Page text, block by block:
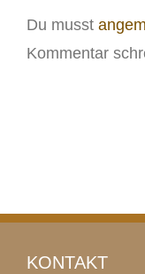
Du musst
Kommentar
KONTAKT